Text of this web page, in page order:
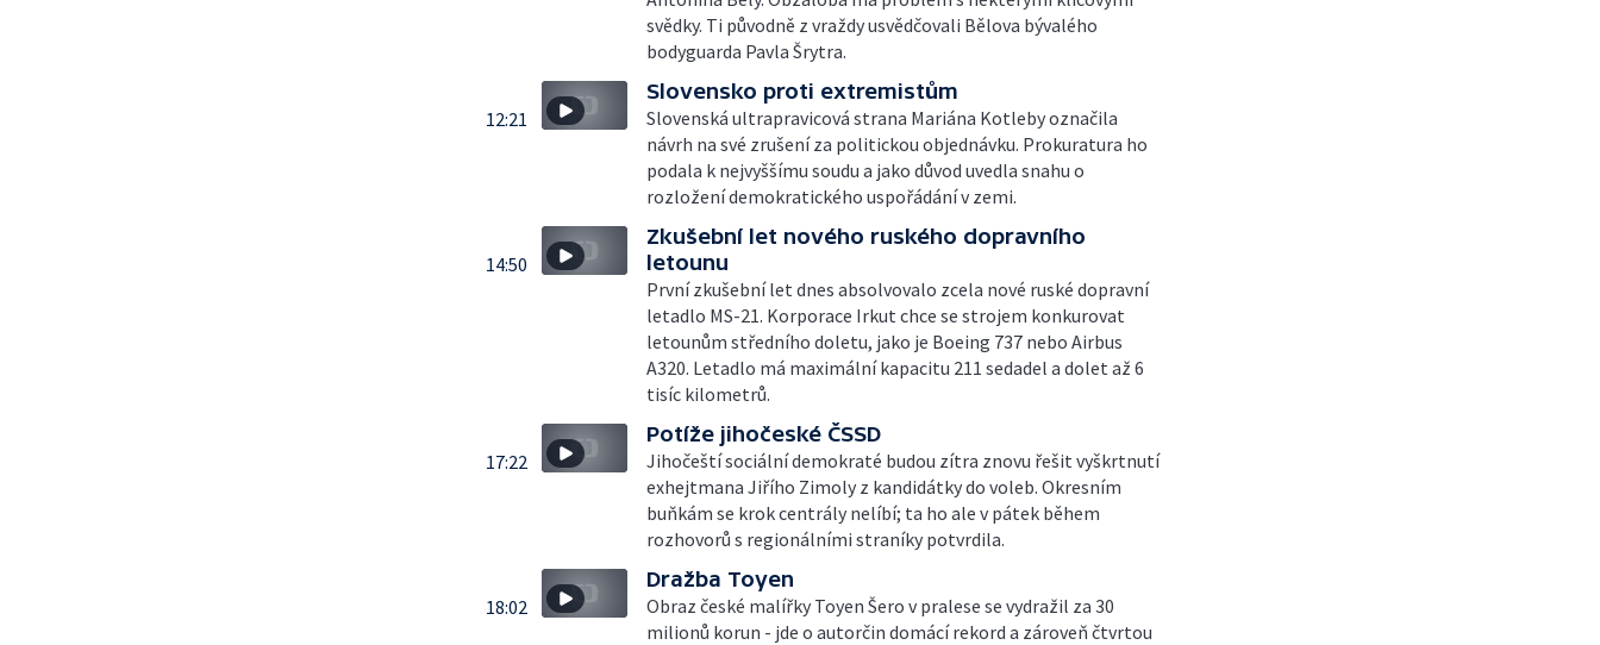
svědky. Ti původně z vraždy usvědčovali Bělova bývalého
bodyguarda Pavla Šrytra.
12:21
Slovensko proti extremistům
Slovenská ultrapravicová strana Mariána Kotleby označila
návrh na své zrušení za politickou objednávku. Prokuratura ho
podala k nejvyššímu soudu a jako důvod uvedla snahu o
rozložení demokratického uspořádání v zemi.
14:50
Zkušební let nového ruského dopravního
letounu
První zkušební let dnes absolvovalo zcela nové ruské dopravní
letadlo MS-21. Korporace Irkut chce se strojem konkurovat
letounům středního doletu, jako je Boeing 737 nebo Airbus
A320. Letadlo má maximální kapacitu 211 sedadel a dolet až 6
tisíc kilometrů.
17:22
Potíže jihočeské ČSSD
Jihočeští sociální demokraté budou zítra znovu řešit vyškrtnutí
exhejtmana Jiřího Zimoly z kandidátky do voleb. Okresním
buňkám se krok centrály nelíbí; ta ho ale v pátek během
rozhovorů s regionálními straníky potvrdila.
18:02
Dražba Toyen
Obraz české malířky Toyen Šero v pralese se vydražil za 30
milionů korun - jde o autorčin domácí rekord a zároveň čtvrtou